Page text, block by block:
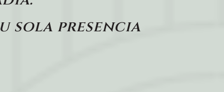
sola presencia